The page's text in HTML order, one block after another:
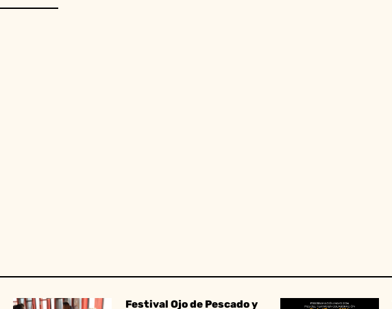
Festival Ojo de Pescado y